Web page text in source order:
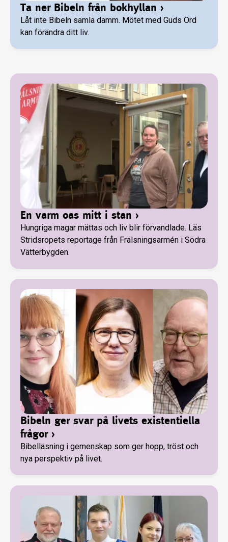
Ta ner Bibeln från bokhyllan ›
Låt inte Bibeln samla damm. Mötet med Guds Ord
kan förändra ditt liv.
En varm oas mitt i stan ›
Hungriga magar mättas och liv blir förvandlade. Läs
Stridsropets reportage från Frälsningsarmén i Södra
Vätterbygden.
Bibeln ger svar på livets existentiella
frågor›
Bibelläsning i gemenskap som ger hopp, tröst och
nya perspektiv på livet.